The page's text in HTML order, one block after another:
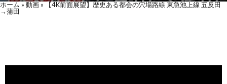
ホーム » 動画 » 【4K前面展望】歴史ある都会の穴場路線 東急池上線 五反田
→蒲田